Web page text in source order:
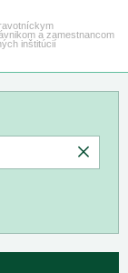
a zamestnancom
inštitúcií